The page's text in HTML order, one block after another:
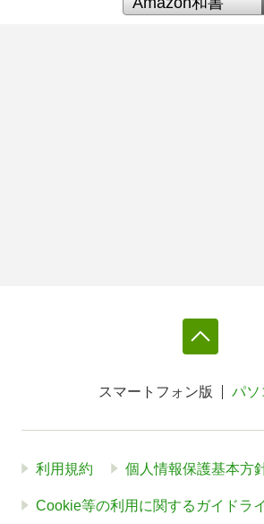
スマートフォン版 パソ
利用規約 個人情報保護基本方
Cookie等の利用に関するガイドラ